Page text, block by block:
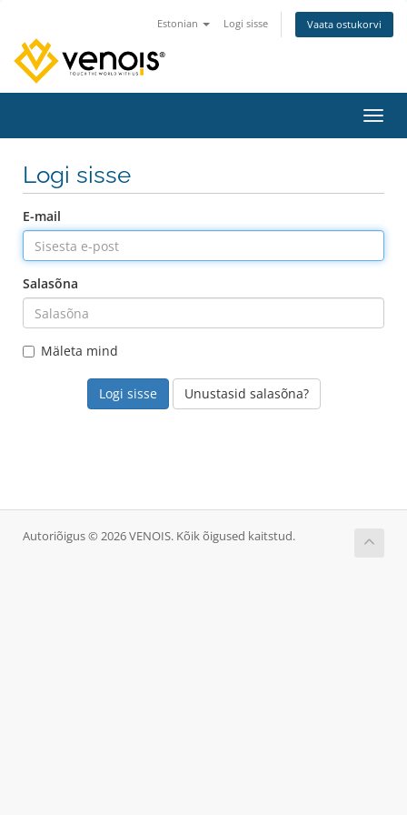
Estonian Logi sisse Vaata ostukorvi
Logi sisse
E-mail
Salasõna
Mäleta mind
Unustasid salasõna?
Autoriõigus © 2026 VENOIS. Kõik õigused kaitstud.